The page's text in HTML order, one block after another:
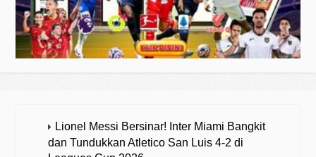
Lionel Messi Bersinar! Inter Miami Bangkit
dan Tundukkan Atletico San Luis 4-2 di